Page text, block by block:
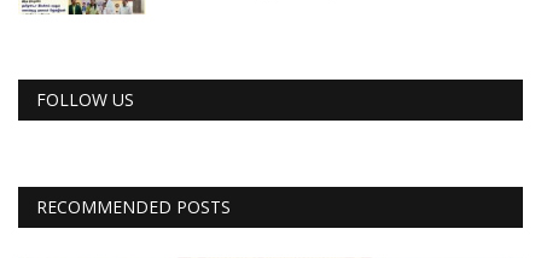
FOLLOW US
RECOMMENDED POSTS